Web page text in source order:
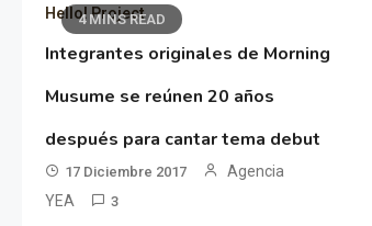
4 MINS READ
Hello! Project
Integrantes originales de Morning
Musume se reúnen 20 años
después para cantar tema debut
17 Diciembre 2017
Agencia
YEA
3